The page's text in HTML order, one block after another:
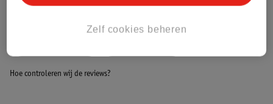
Hoe controleren wij de reviews?
Zelf cookies beheren